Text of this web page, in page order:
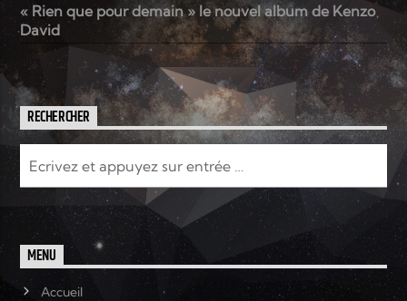
« Rien que pour demain » le nouvel album de Kenzo
David
RECHERCHER
MENU
Accueil